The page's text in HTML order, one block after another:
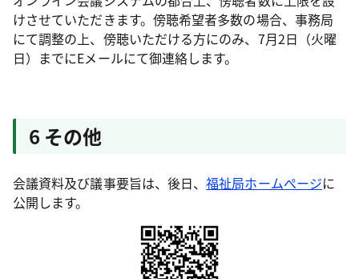
けさせていただきます。傍聴希望者多数の場合、事務局
にて調整の上、傍聴いただける方にのみ、7月2日（火曜
日）までにEメールにて御連絡します。
6 その他
会議資料及び議事要旨は、後日、福祉局ホームぺージに
公開します。